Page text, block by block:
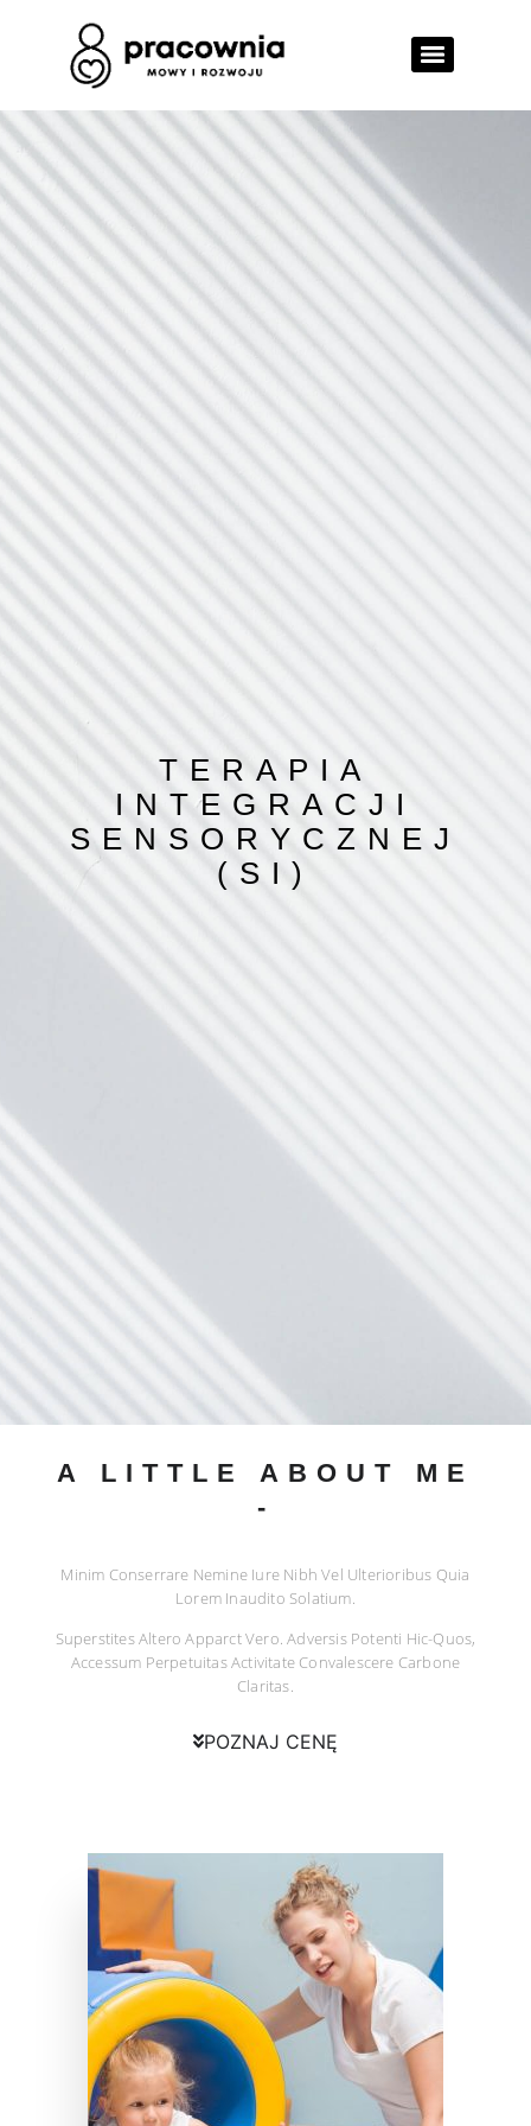
TERAPIA
INTEGRACJI
SENSORYCZNEJ
(SI)
A LITTLE ABOUT ME
-
Minim Conserrare Nemine Iure Nibh Vel Ulterioribus Quia
Lorem Inaudito Solatium.
Superstites Altero Apparct Vero. Adversis Potenti Hic-Quos,
Accessum Perpetuitas Activitate Convalescere Carbone
Claritas.
POZNAJ CENĘ